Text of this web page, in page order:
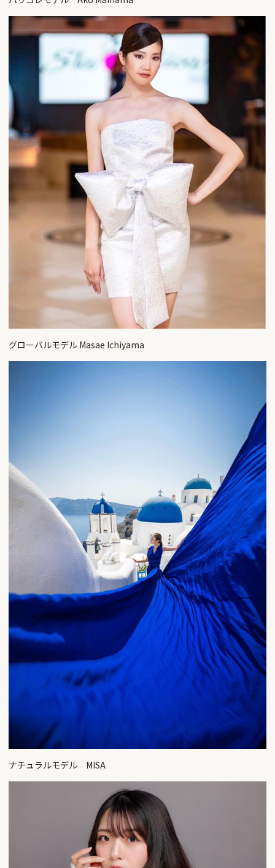
グローバルモデル Masae Ichiyama
ナチュラルモデル MISA